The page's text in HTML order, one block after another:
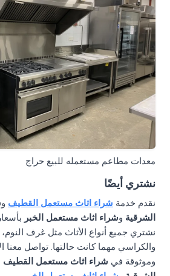
معدات مطاعم مستعمله للبيع حراج
نشتري أيضًا
نقدم خدمة شراء اثاث مستعمل القطيف و
الشرقية وشراء اثاث مستعمل الخبر
نشتري جميع أنواع الأثاث مثل غرف النوم،
والكراسي مهما كانت حالتها. تواصل معنا
وموثوقة في شراء اثاث مستعمل القطيف